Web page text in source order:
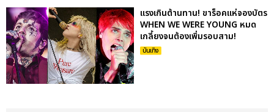
แรงเกินต้านทาน! ขาร็อคแห่จองบัตร
WHEN WE WERE YOUNG หมด
เกลี้ยงจนต้องเพิ่มรอบสาม!
บันเทิง